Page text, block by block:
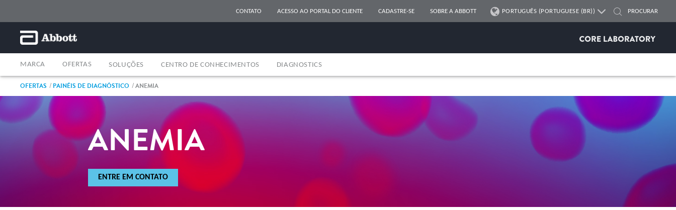
CONTATO ACESSO AO PORTAL DO CLIENTE CADASTRE-SE SOBRE A ABBOTT PORTUGUÊS (PORTUGUESE (BR))
MARCA OFERTAS SOLUÇÕES CENTRO DE CONHECIMENTOS DIAGNOSTICS
OFERTAS PAINÉIS DE DIAGNÓSTICO ANEMIA
ANEMIA
ENTRE EM CONTATO